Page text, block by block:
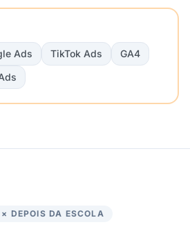
Ads TikTok Ads
GA4
DEPOIS DA ESCOLA